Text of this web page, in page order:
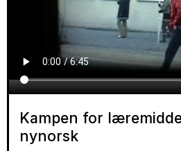
mest intern debatt. Skulle laget
ha eitt eller to norske språk, og
skriftspråket utviklast vidare?
det i 1976 vedteke at
eittspråkslinja – å jobbe for at
einaste norske skriftspråket.
Kampen for
nynorsk